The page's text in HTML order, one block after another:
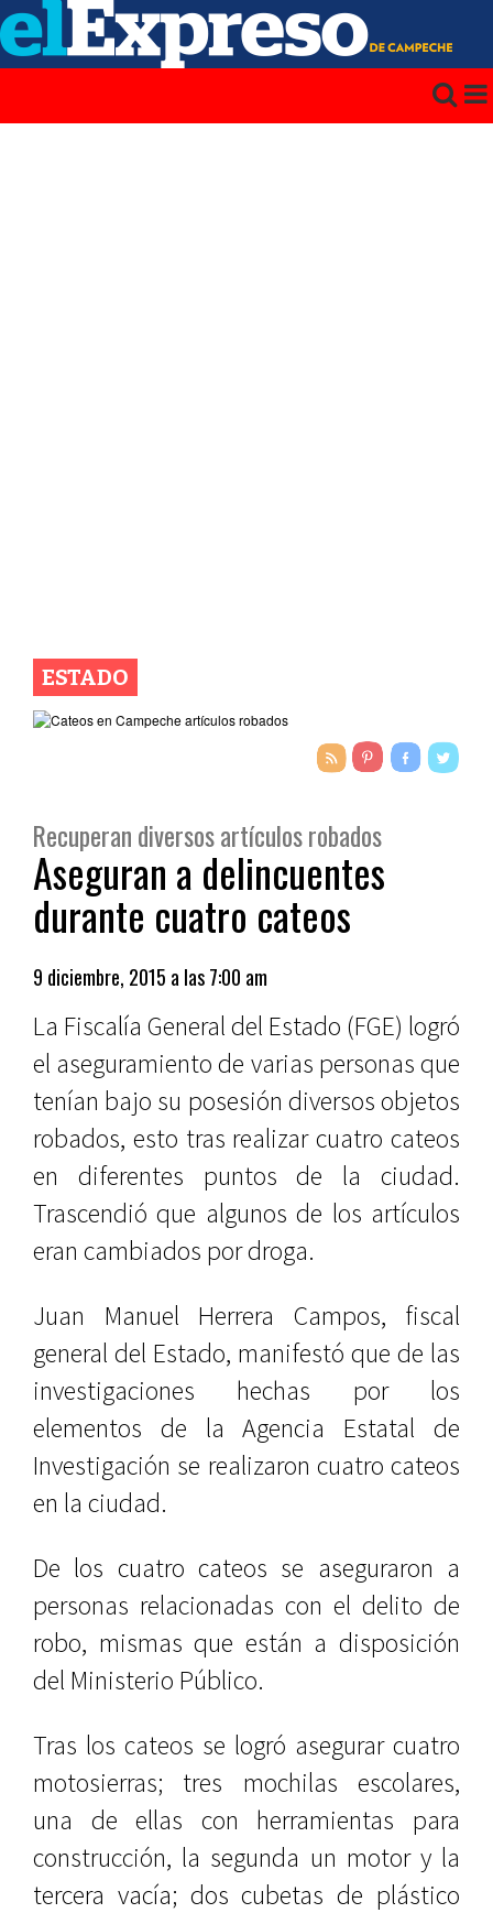
ESTADO
Recuperan diversos artículos robados
Aseguran a delincuentes
durante cuatro cateos
9 diciembre, 2015 a las 7:00 am
La Fiscalía General del Estado (FGE) logró
el aseguramiento de varias personas que
tenían bajo su posesión diversos objetos
robados, esto tras realizar cuatro cateos
en diferentes puntos de la ciudad.
Trascendió que algunos de los artículos
eran cambiados por droga.
Juan Manuel Herrera Campos, fiscal
general del Estado, manifestó que de las
investigaciones hechas por los
elementos de la Agencia Estatal de
Investigación se realizaron cuatro cateos
en la ciudad.
De los cuatro cateos se aseguraron a
personas relacionadas con el delito de
robo, mismas que están a disposición
del Ministerio Público.
Tras los cateos se logró asegurar cuatro
motosierras; tres mochilas escolares,
una de ellas con herramientas para
construcción, la segunda un motor y la
tercera vacía; dos cubetas de plástico